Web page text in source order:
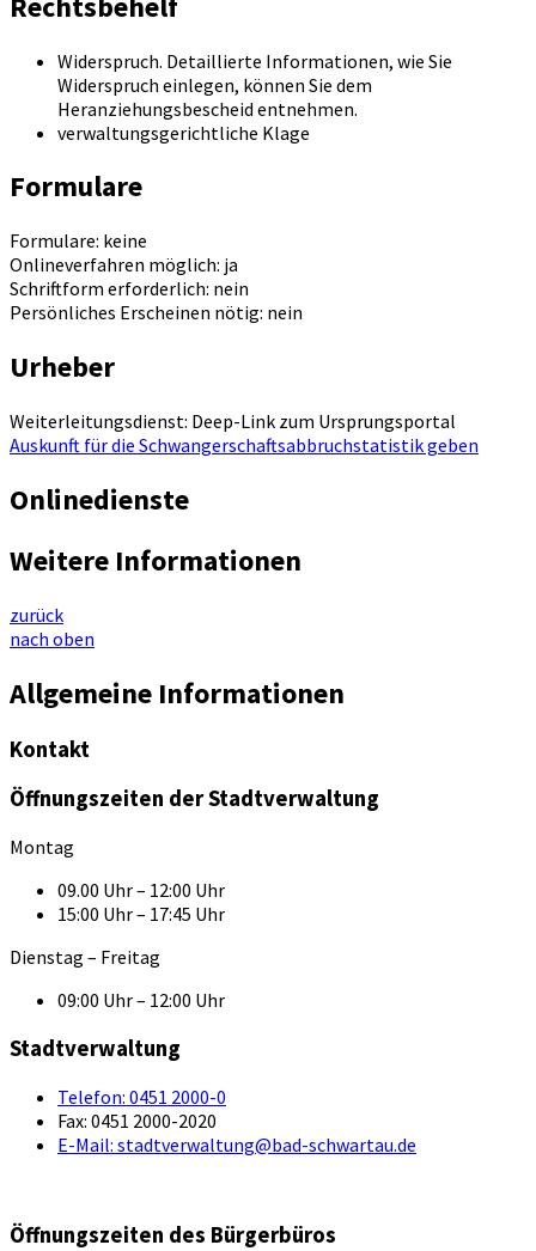
Widerspruch. Detaillierte Informationen, wie Sie
Widerspruch einlegen, können Sie dem
Heranziehungsbescheid entnehmen.
verwaltungsgerichtliche Klage
Formulare
Formulare: keine
Onlineverfahren möglich: ja
Schriftform erforderlich: nein
Persönliches Erscheinen nötig: nein
Urheber
Weiterleitungsdienst: Deep-Link zum Ursprungsportal
Auskunft für die Schwangerschaftsabbruchstatistik geben
Onlinedienste
Weitere Informationen
zurück
nach oben
Allgemeine Informationen
Kontakt
Öffnungszeiten der Stadtverwaltung
Montag
09.00 Uhr – 12:00 Uhr
15:00 Uhr – 17:45 Uhr
Dienstag – Freitag
09:00 Uhr – 12:00 Uhr
Stadtverwaltung
Telefon: 0451 2000-0
Fax: 0451 2000-2020
E-Mail: stadtverwaltung@bad-schwartau.de
Öffnungszeiten des Bürgerbüros